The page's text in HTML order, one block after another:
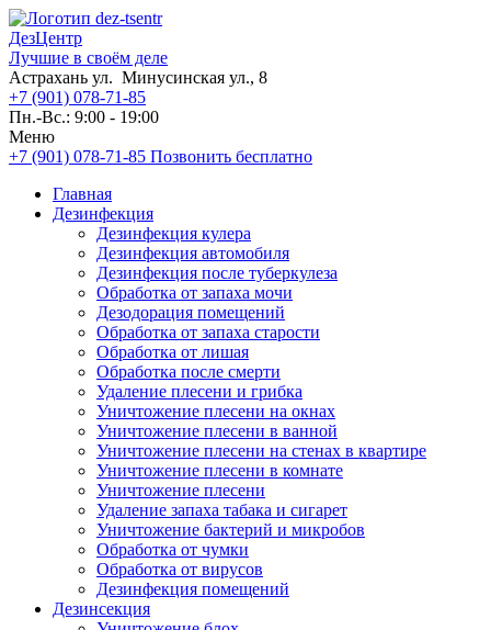
ДезЦентр
Лучшие в своём деле
Астрахань ул. Минусинская ул., 8
+7 (901) 078-71-85
Пн.-Вс.: 9:00 - 19:00
Меню
+7 (901) 078-71-85 Позвонить бесплатно
Главная
Дезинфекция
Дезинфекция кулера
Дезинфекция автомобиля
Дезинфекция после туберкулеза
Обработка от запаха мочи
Дезодорация помещений
Обработка от запаха старости
Обработка от лишая
Обработка после смерти
Удаление плесени и грибка
Уничтожение плесени на окнах
Уничтожение плесени в ванной
Уничтожение плесени на стенах в квартире
Уничтожение плесени в комнате
Уничтожение плесени
Удаление запаха табака и сигарет
Уничтожение бактерий и микробов
Обработка от чумки
Обработка от вирусов
Дезинфекция помещений
Дезинсекция